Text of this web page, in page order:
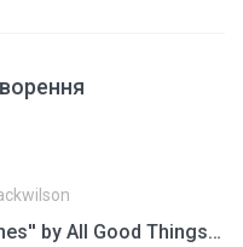
EPIC ROCK | ''Machines'' by All Good Things (2017)